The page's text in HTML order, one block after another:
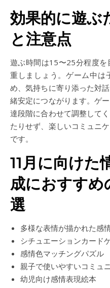
効果的に遊ぶ
と注意点
遊ぶ時間は15〜25分程度
重しましょう。ゲーム中は
め、気持ちに寄り添った対
緒安定につながります。ゲ
達段階に合わせて調整して
たりせず、楽しいコミュニ
です。
11月に向けた
成におすすめ
選
多様な表情が描かれた感
シチュエーションカード
感情色マッチングパズル
親子で使いやすいコミュ
幼児向け感情表現絵本